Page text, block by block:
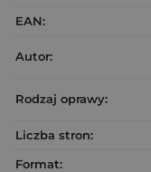
EAN:
Autor:
Rodzaj oprawy:
Liczba stron:
Format: